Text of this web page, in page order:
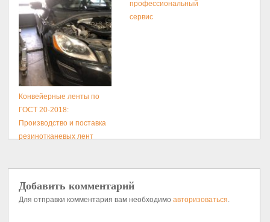
профессиональный
сервис
Конвейерные ленты по
ГОСТ 20-2018:
Производство и поставка
резинотканевых лент
Добавить комментарий
Для отправки комментария вам необходимоавторизоваться